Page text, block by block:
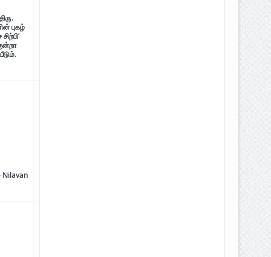
குன்றா தீக்குரல்’ இசைப்பேழை
புகழ்
Nilavan